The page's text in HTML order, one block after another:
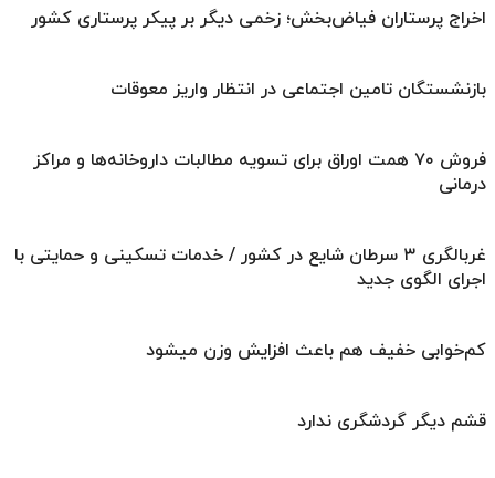
اخراج پرستاران فیاض‌بخش؛ زخمی دیگر بر پیکر پرستاری کشور
بازنشستگان تامین اجتماعی در انتظار واریز معوقات
فروش ۷۰ همت اوراق برای تسویه مطالبات داروخانه‌ها و مراکز
درمانی
غربالگری ۳ سرطان شایع در کشور / خدمات تسکینی و حمایتی با
اجرای الگوی جدید
کم‌خوابی خفیف هم باعث افزایش وزن میشود
قشم دیگر گردشگری ندارد